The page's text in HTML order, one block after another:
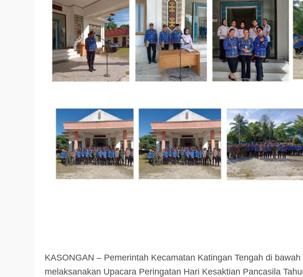
KASONGAN – Pemerintah Kecamatan Katingan Tengah di
melaksanakan Upacara Peringatan Hari Kesaktian Pancasila